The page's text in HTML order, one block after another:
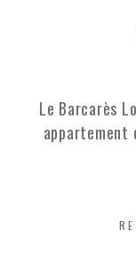
Le Barcarès
appartement